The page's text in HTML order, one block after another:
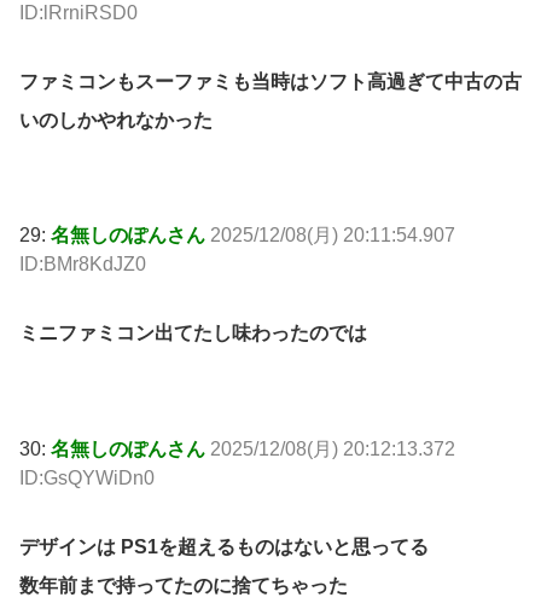
ID:lRrniRSD0
ファミコンもスーファミも当時はソフト高過ぎて中古の古
いのしかやれなかった
29: 名無しのぽんさん 2025/12/08(月) 20:11:54.907
ID:BMr8KdJZ0
ミニファミコン出てたし味わったのでは
30: 名無しのぽんさん 2025/12/08(月) 20:12:13.372
ID:GsQYWiDn0
デザインは PS1を超えるものはないと思ってる
数年前まで持ってたのに捨てちゃった